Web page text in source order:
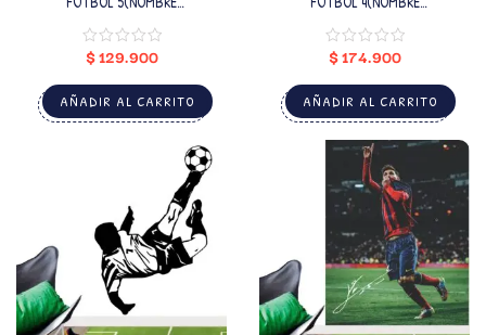
$129.900
AÑADIR AL CARRITO
$174.900
AÑADIR AL CARRITO